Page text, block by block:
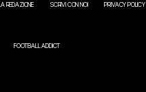
REDAZIONE SCRIVI CON NOI PRIVACY POLICY
FOOTBALL ADDICT